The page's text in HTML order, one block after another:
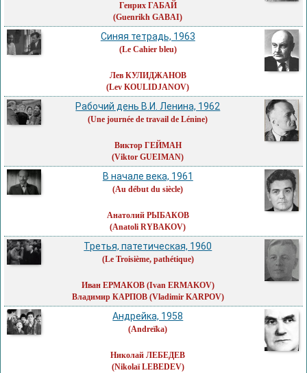
Генрих ГАБАЙ
(Guenrikh GABAI)
Синяя тетрадь, 1963
(Le Cahier bleu)
Лев КУЛИДЖАНОВ
(Lev KOULIDJANOV)
Рабочий день В.И. Ленина, 1962
(Une journée de travail de Lénine)
Виктор ГЕЙМАН
(Viktor GUEIMAN)
В начале века, 1961
(Au début du siècle)
Анатолий РЫБАКОВ
(Anatoli RYBAKOV)
Третья, патетическая, 1960
(Le Troisième, pathétique)
Иван ЕРМАКОВ(Ivan ERMAKOV)
Владимир КАРПОВ(Vladimir KARPOV)
Андрейка, 1958
(Andreïka)
Николай ЛЕБЕДЕВ
(Nikolaï LEBEDEV)